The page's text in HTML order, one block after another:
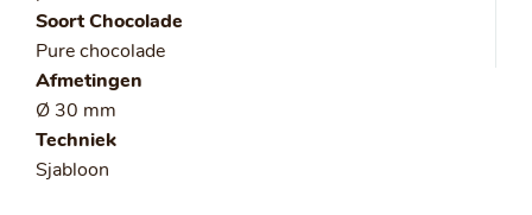
Soort Chocolade
Pure chocolade
Afmetingen
Ø 30 mm
Techniek
Sjabloon